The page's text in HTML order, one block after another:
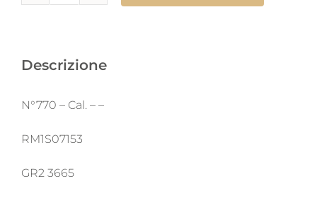
carica
X
X
Descrizione
N°770 – Cal. – –
RM1S07153
GR2 3665